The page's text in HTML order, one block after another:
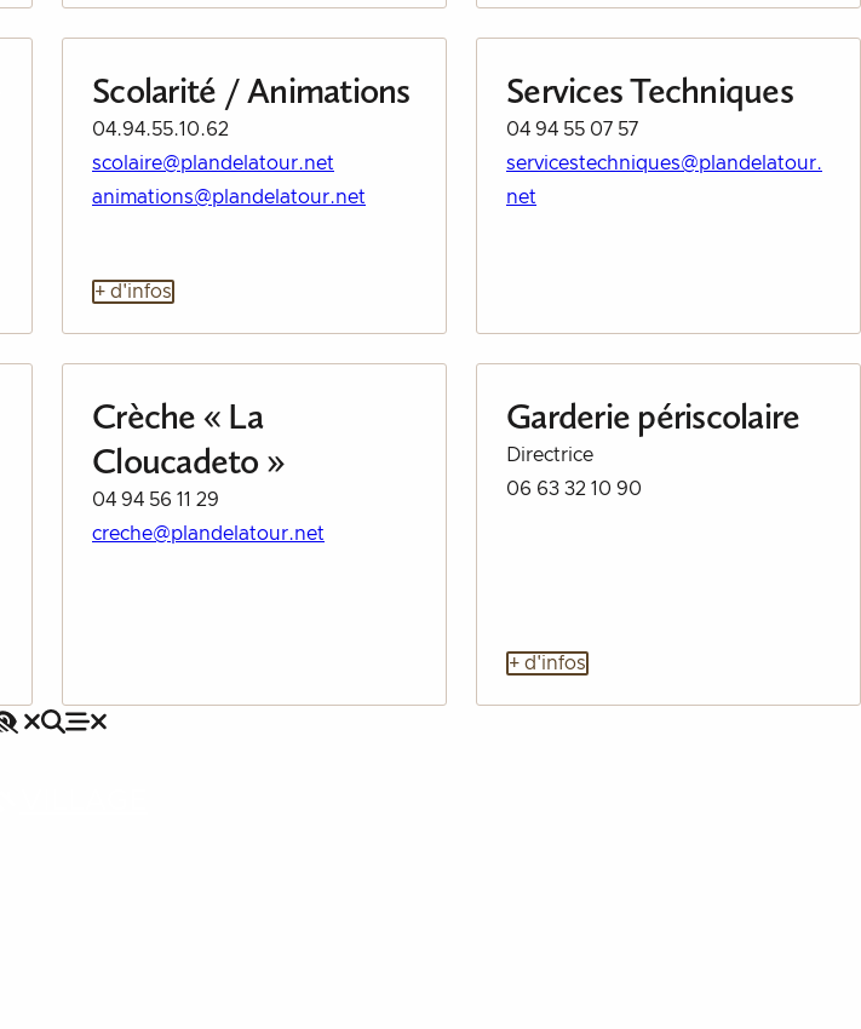
Scolarité / Animations
04.94.55.10.62
scolaire@plandelatour.net
animations@plandelatour.net
+ d'infos
Services Techniques
04 94 55 07 57
servicestechniques@plandelatour.
net
Crèche « La
Cloucadeto »
04 94 56 11 29
creche@plandelatour.net
Garderie périscolaire
Directrice
06 63 32 10 90
+ d'infos
Accessibilité
Rechercher